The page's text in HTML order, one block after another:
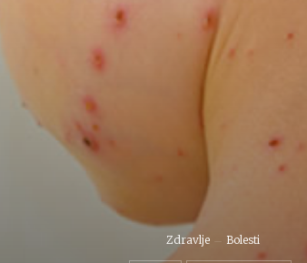
Zdravlje Bolesti